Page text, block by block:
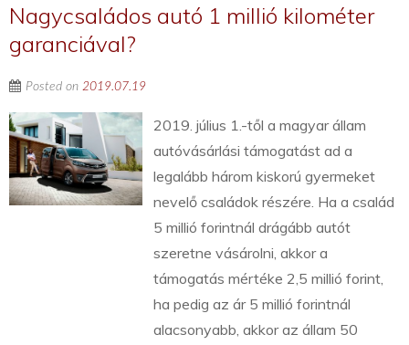
Nagycsaládos autó 1 millió kilométer
garanciával?
Posted on 2019.07.19
2019. július 1.-től a magyar állam
autóvásárlási támogatást ad a
legalább három kiskorú gyermeket
nevelő családok részére. Ha a család
5 millió forintnál drágább autót
szeretne vásárolni, akkor a
támogatás mértéke 2,5 millió forint,
ha pedig az ár 5 millió forintnál
alacsonyabb, akkor az állam 50